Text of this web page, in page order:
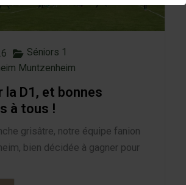
Séniors 1
Muntzenheim
la D1, et bonnes
à tous !
grisâtre, notre équipe fanion
bien décidée à gagner pour